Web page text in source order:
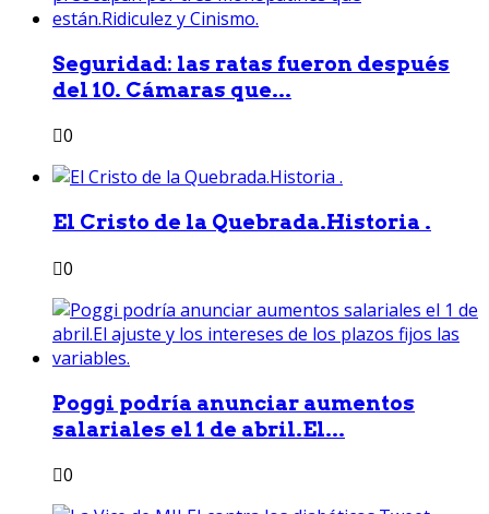
Seguridad: las ratas fueron después
del 10. Cámaras que...
0
El Cristo de la Quebrada.Historia .
0
Poggi podría anunciar aumentos
salariales el 1 de abril.El...
0